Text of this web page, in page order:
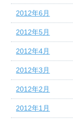
2012年6月
2012年5月
2012年4月
2012年3月
2012年2月
2012年1月